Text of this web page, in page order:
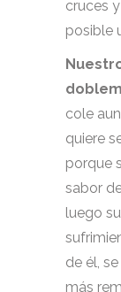
cruces
posible
cole
quiere
porque
sabor
luego
de él,
más